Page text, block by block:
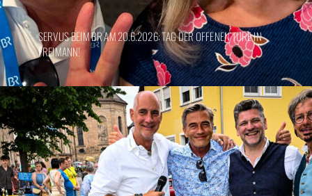
SERVUS BEIM BR AM 20.6.2026: TAG DER OFFENEN TÜRE IN
FREIMANN!